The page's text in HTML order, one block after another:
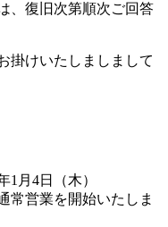
、復旧次第順次ご回答
掛けいたしましまして
1月4日（木）
常営業を開始いたしま